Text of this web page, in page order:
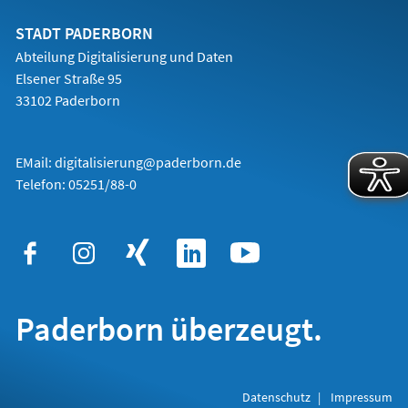
Tab)
STADT PADERBORN
Abteilung Digitalisierung und Daten
Elsener Straße 95
33102 Paderborn
EMail: digitalisierung@paderborn.de
Telefon: 05251/88-0
Paderborn überzeugt.
Datenschutz Impressum